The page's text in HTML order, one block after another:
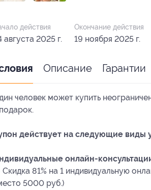
действия
августа 2025 г.
Окончание действия
19 ноября 2025 г.
Описание Гарантии
человек может купить
действует на следующие виды
онлайн-
81% на 1 индивидуальную
5000 руб.)